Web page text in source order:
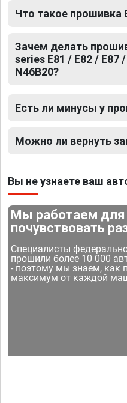
Что такое прошивка
Зачем делать
series E81 / E82 / E87
N46B20?
Есть ли минусы у
Можно ли вернуть
Вы не узнаете ваш
Мы работаем для
почувствовать
Специалисты
прошили более 10 000
- поэтому мы знаем, как
максимум от каждой